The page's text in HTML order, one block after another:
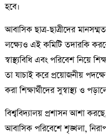
হবে।
আবাসিক ছাত্র-ছাত্রীদের
লক্ষ্যেও এই কমিটি তদারকি
স্বাস্থ্যবিধি এবং পরিবেশ নিয়ে
তা যাচাই করে প্রয়োজনীয়
করা শিক্ষার্থীদের সুস্বাস্থ্য ও
বিশ্ববিদ্যালয় প্রশাসন আশা
আবাসিক পরিবেশে শৃঙ্খলা,